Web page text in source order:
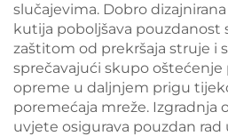
slučajevima. Dobro
kutija poboljšava pouzdanost
zaštitom od prekršaja struje i
sprečavajući skupo oštećenje
opreme u daljnjem prigu
poremećaja mreže. Izgradnja
uvjete osigurava pouzdan